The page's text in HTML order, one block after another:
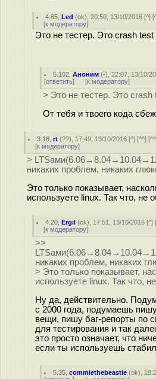
4.65 ,Led (ok), 20:50, 13/10/2016 [^] [
[к модератору]
Это не тестер. Это crash test
5.102 ,Аноним (-), 22:07, 13/10/
[ответить] [к модератору]
> Это не тестер. Это crash
От тебя и твоего кода
3.18 ,rt (??), 17:49, 13/10/2016 [^] [^^] [
[к модератору]
>
никаких проблем, никаких
Это только показывает,
используете linux. Так что, не
4.20 ,Ergil (ok), 17:51, 13/10/2016 [^]
[к модератору]
>>
никаких проблем, никаких
> Это только показывает,
используете linux. Так что,
Ну да, действительно.
с 2000 года, подумаешь
вещи, пишу баг-репорты по
для тестирования и так
это просто означает, что
если ты используешь
5.35 ,commiethebeastie (ok),